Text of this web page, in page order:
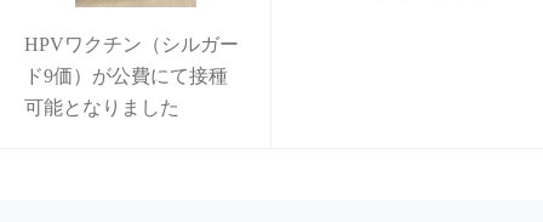
HPVワクチン（シルガー
ド9価）が公費にて接種
可能となりました